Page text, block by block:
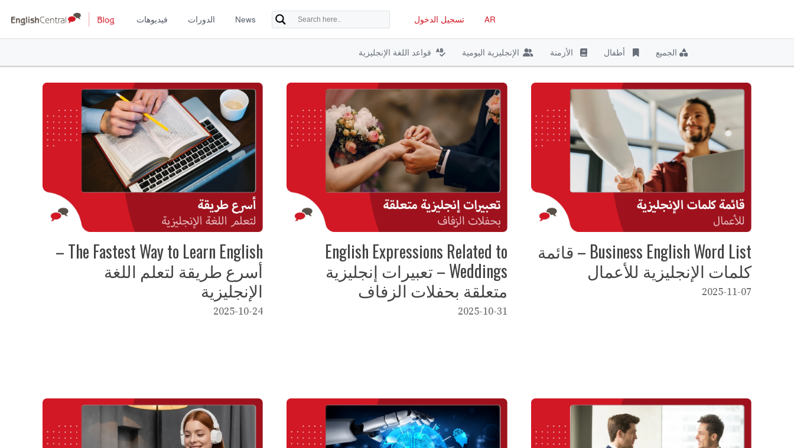
فيديوهات الدورات News تسجيل الدخول AR
الجميع أطفال الأزمنة الإنجليزية اليومية قواعد اللغة الإنجليزية
انتقل
المحتوى
Business English Word List – قائمة
كلمات الإنجليزية للأعمال
2025-11-07
English Expressions Related to
Weddings – تعبيرات إنجليزية
متعلقة بحفلات الزفاف
2025-10-31
The Fastest Way to Learn English –
أسرع طريقة لتعلم اللغة
الإنجليزية
2025-10-24